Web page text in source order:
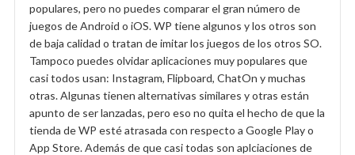
populares, pero no puedes comparar el gran número de
juegos de Android o iOS. WP tiene algunos y los otros son
de baja calidad o tratan de imitar los juegos de los otros SO.
Tampoco puedes olvidar aplicaciones muy populares que
casi todos usan: Instagram, Flipboard, ChatOn y muchas
otras. Algunas tienen alternativas similares y otras están
apunto de ser lanzadas, pero eso no quita el hecho de que la
tienda de WP esté atrasada con respecto a Google Play o
App Store. Además de que casi todas son aplciaciones de